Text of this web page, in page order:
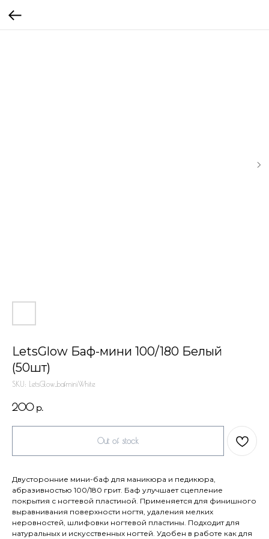
LetsGlow Баф-мини 100/180 Белый
(50шт)
SKU: LetsGlow_bafminiWhite
200 р.
Out of stock
Двусторонние мини-баф для маникюра и педикюра,
абразивностью 100/180 грит. Баф улучшает сцепление
покрытия с ногтевой пластиной. Применяется для финишного
выравнивания поверхности ногтя, удаления мелких
неровностей, шлифовки ногтевой пластины. Подходит для
натуральных и искусственных ногтей. Удобен в работе как для